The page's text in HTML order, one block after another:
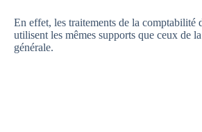
En effet, les traitements de la comptabilité
utilisent les mêmes supports que ceux de
générale.